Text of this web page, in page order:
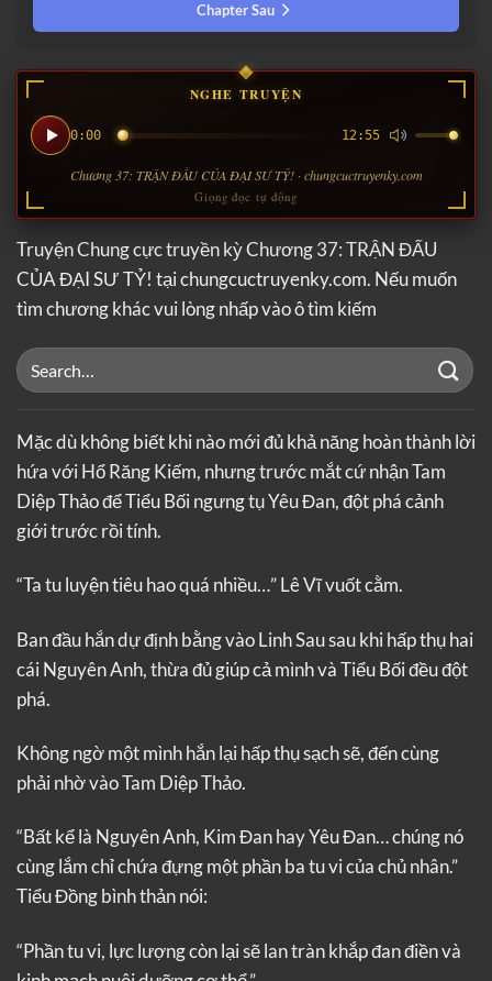
Chapter Sau
NGHE TRUYỆN
0:00 12:55
Chương 37: TRẬN ĐẤU CỦA ĐẠI SƯ TỶ! · chungcuctruyenky.com
Giọng đọc tự động
Truyện Chung cực truyền kỳ Chương 37: TRẬN ĐẤU
CỦA ĐẠI SƯ TỶ! tại chungcuctruyenky.com. Nếu muốn
tìm chương khác vui lòng nhấp vào ô tìm kiếm
Mặc dù không biết khi nào mới đủ khả năng hoàn thành lời
hứa với Hổ Răng Kiếm, nhưng trước mắt cứ nhận Tam
Diệp Thảo để Tiểu Bối ngưng tụ Yêu Đan, đột phá cảnh
giới trước rồi tính.
“Ta tu luyện tiêu hao quá nhiều…” Lê Vĩ vuốt cằm.
Ban đầu hắn dự định bằng vào Linh Sau sau khi hấp thụ hai
cái Nguyên Anh, thừa đủ giúp cả mình và Tiểu Bối đều đột
phá.
Không ngờ một mình hắn lại hấp thụ sạch sẽ, đến cùng
phải nhờ vào Tam Diệp Thảo.
“Bất kể là Nguyên Anh, Kim Đan hay Yêu Đan… chúng nó
cùng lắm chỉ chứa đựng một phần ba tu vi của chủ nhân.”
Tiểu Đồng bình thản nói:
“Phần tu vi, lực lượng còn lại sẽ lan tràn khắp đan điền và